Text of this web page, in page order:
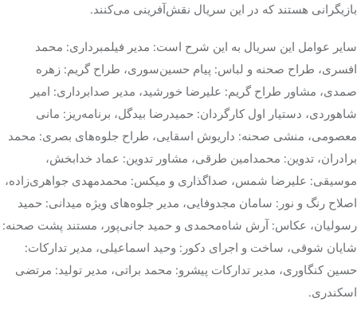
بازیگرانی هستند که در این سریال نقش‌آفرینی می‌کنند.
سایر عوامل این سریال به این شرح است: مدیر فیلمبرداری: محمد
افسری، طراح صحنه و لباس: پیام حسین‌سوری، طراح گریم: زهره
صمدی، مشاور طراح گریم: علیرضا خورشید، مدیر صدابرداری: امیر
شاهوردی، دستیار اول کارگردان: حمیدرضا بیدگل، برنامه‌ریز: مانی
معصومی، منشی صحنه: داریوش اسقایی، طراح جلوه‌های بصری: محمد
برادران، تدوین: محمدامین طرقی، مشاور تدوین: عماد خدابخش،
موسیقی: علیرضا شمس، صداگذاری و میکس: محمدمهدی جواهری‌زاده،
اصلاح رنگ و نور: سامان مجدوفایی، مدیر جلوه‌های ویژه میدانی: حمید
رسولیان، عکاس: آرش شاه‌محمدی و حمید جانی‌پور، مستند پشت صحنه:
شایان شوقی، ساخت و اجرای دکور: وحید اسماعیلی، مدیر تدارکات:
حسین کنگاوری، مدیر تدارکات پیشرو: محمد براتی، مدیر تولید: مرتضی
اسکندری.